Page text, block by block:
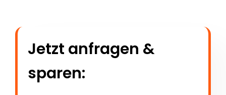
Jetzt anfragen &
sparen: